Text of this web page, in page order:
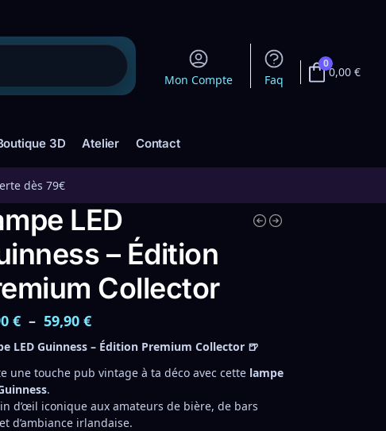
Mon Compte Faq
0
0,00€
3D Atelier Contact
dès 79€
LED
– Édition
Collector
€ – 59,90€
LED Guinness – Édition Premium Collector 🍺
une touche pub vintage à ta déco avec cette lampe
.
d’œil iconique aux amateurs de bière, de bars
d’ambiance irlandaise.